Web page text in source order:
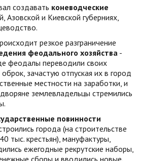
создавать коневодческие
Азовской и Киевской губерниях,
резкое разграничение
феодального хозяйства -
феодалы переводили своих
зачастую отпуская их в город
местности на заработки, и
землевладельцы стремились
повинности
города (на строительстве
тыс. крестьян), мануфактуры,
ежегодные рекрутские наборы,
сборы и вводились новые.